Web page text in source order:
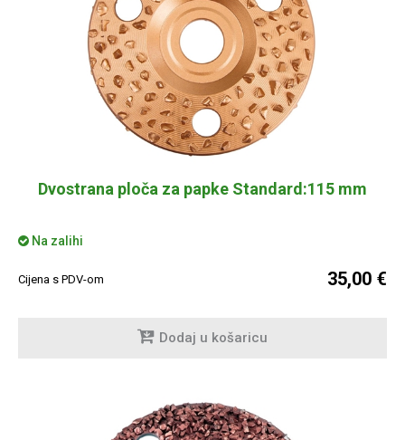
Dvostrana ploča za papke Standard:115 mm
Na zalihi
Cijena s PDV-om 35,00 €
Dodaj u košaricu